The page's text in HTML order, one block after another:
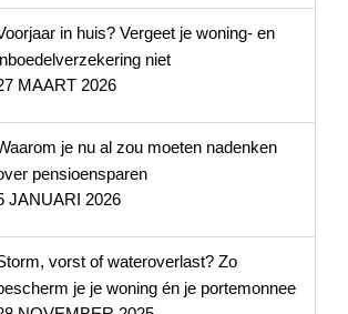
in huis? Vergeet je woning- en
niet
MAART 2026
je nu al zou moeten nadenken
pensioensparen
JANUARI 2026
vorst of wateroverlast? Zo
je je woning én je portemonnee